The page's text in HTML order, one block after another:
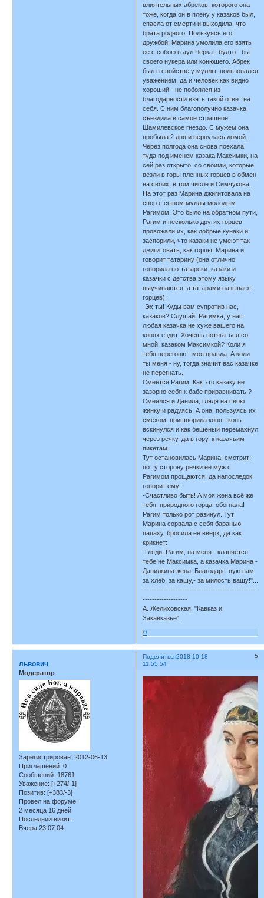
влиятельных абреков, которого она
тоже, когда он в плену у казаков был,
спасла от смерти и выходила, что
брата родного. Пользуясь его
дружбой, Марина умолила его взять
её с собою в аул Черкат, будто - бы
своего нукера или конюшего. Абрек
был в свойстве у муллы, пользовался
уважением, да и человек как видно
хороший - не побоялся из
благодарности взять такой ответ на
себя. С ним благополучно казачка
съездила в самое страшное
Шамилевское гнездо. С мужем она
пробыла 2 дня и вернулась домой.
Через полгода она снова поехала
туда под именем казака Максимки, на
сей раз открыто, со своими, которые
везли в горы пленных горцев в обмен
на своих, в том числе и Симчукова.
На этот раз Марина джигитовала на
спор с сыном муллы молодым
Рагимом. Это было на обратном пути,
Рагим и несколько других горцев
провожали их, как добрые кунаки и
заспорили, что казаки не умеют так
джигитовать, как горцы. Марина и
говорит татарину (она отлично
говорила по-татарски: казаки и
казачки с детства этому языку
выучиваются, а татарами называют
горцев):
-Эх ты! Куды вам супротив нас,
казаков? Слушай, Рагимка, у нас
любая казачка не хуже вашего на
конях ездит. Хочешь потягаться со
мной, казаком Максимкой? Коли я
тебя перегоню - моя правда. А коли
ты меня - ну, тогда значит вас казачке
не перегнать.
Смеётся Рагим. Как это казаку не
зазорно себя к бабе приравнивать ?
Смеялся и Данила, глядя на свою
жинку и радуясь. А она, пользуясь их
смехом, пришпорила коня - конь
вскинулся и как бешеный перемахнул
через речку, да в гору, к казачьим
пикетам.
Тут остановилась Марина, смотрит:
по ту сторону речки её муж с
Рагимом прощаются, да напоследок
говорит ему:
-Счастливо быть! А моя жена всё же
тебя, природного горца, обогнала!
Рагим только рот разинул. Тут
Марина сорвала с себя баранью
папаху, бросила её вверх, да как
крикнет:
-Гляди, Рагим, на меня - кланяется
тебе не Максимка, а казачка Марина -
Данилкина жена. Благодарствую вам
за хлеб, за кашу,- за милость вашу!"...
-------------------------------------------------
-------------------
А. Желиховская, "Кавказ и
Закавказье".
0
Поделиться 5
2018-10-18
11:55:54
львович
Модератор
Зарегистрирован: 2012-06-13
Приглашений: 0
Сообщений: 18761
Уважение: [+274/-1]
Позитив: [+383/-3]
Провел на форуме:
2 месяца 16 дней
Последний визит:
Вчера 23:07:04